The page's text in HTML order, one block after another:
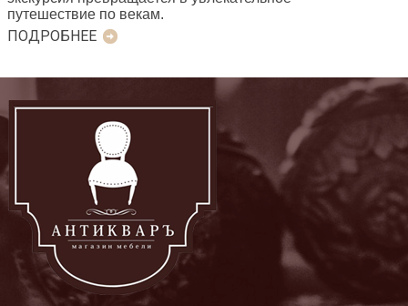
путешествие по векам.
ПОДРОБНЕЕ